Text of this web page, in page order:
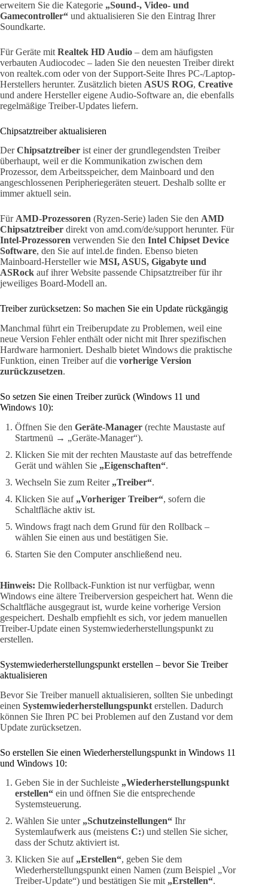
erweitern Sie die Kategorie „Sound-, Video- und
Gamecontroller“ und aktualisieren Sie den Eintrag Ihrer
Soundkarte.
Für Geräte mit Realtek HD Audio – dem am häufigsten
verbauten Audiocodec – laden Sie den neuesten Treiber direkt
von realtek.com oder von der Support-Seite Ihres PC-/Laptop-
Herstellers herunter. Zusätzlich bieten ASUS ROG, Creative
und andere Hersteller eigene Audio-Software an, die ebenfalls
regelmäßige Treiber-Updates liefern.
Chipsatztreiber aktualisieren
DerChipsatztreiber ist einer der grundlegendsten Treiber
überhaupt, weil er die Kommunikation zwischen dem
Prozessor, dem Arbeitsspeicher, dem Mainboard und den
angeschlossenen Peripheriegeräten steuert. Deshalb sollte er
immer aktuell sein.
Für AMD-Prozessoren (Ryzen-Serie) laden Sie den AMD
Chipsatztreiber direkt von amd.com/de/support herunter. Für
Intel-Prozessoren verwenden Sie den Intel Chipset Device
Software, den Sie auf intel.de finden. Ebenso bieten
Mainboard-Hersteller wie MSI, ASUS, Gigabyte und
ASRock auf ihrer Website passende Chipsatztreiber für ihr
jeweiliges Board-Modell an.
Treiber zurücksetzen: So machen Sie ein Update rückgängig
Manchmal führt ein Treiberupdate zu Problemen, weil eine
neue Version Fehler enthält oder nicht mit Ihrer spezifischen
Hardware harmoniert. Deshalb bietet Windows die praktische
Funktion, einen Treiber auf die vorherige Version
zurückzusetzen.
So setzen Sie einen Treiber zurück (Windows 11 und
Windows 10):
Öffnen Sie den Geräte-Manager (rechte Maustaste auf
Startmenü → „Geräte-Manager“).
Klicken Sie mit der rechten Maustaste auf das betreffende
Gerät und wählen Sie „Eigenschaften“.
Wechseln Sie zum Reiter „Treiber“.
Klicken Sie auf „Vorheriger Treiber“, sofern die
Schaltfläche aktiv ist.
Windows fragt nach dem Grund für den Rollback –
wählen Sie einen aus und bestätigen Sie.
Starten Sie den Computer anschließend neu.
Hinweis: Die Rollback-Funktion ist nur verfügbar, wenn
Windows eine ältere Treiberversion gespeichert hat. Wenn die
Schaltfläche ausgegraut ist, wurde keine vorherige Version
gespeichert. Deshalb empfiehlt es sich, vor jedem manuellen
Treiber-Update einen Systemwiederherstellungspunkt zu
erstellen.
Systemwiederherstellungspunkt erstellen – bevor Sie Treiber
aktualisieren
Bevor Sie Treiber manuell aktualisieren, sollten Sie unbedingt
einen Systemwiederherstellungspunkt erstellen. Dadurch
können Sie Ihren PC bei Problemen auf den Zustand vor dem
Update zurücksetzen.
So erstellen Sie einen Wiederherstellungspunkt in Windows 11
und Windows 10:
Geben Sie in der Suchleiste „Wiederherstellungspunkt
erstellen“ ein und öffnen Sie die entsprechende
Systemsteuerung.
Wählen Sie unter „Schutzeinstellungen“ Ihr
Systemlaufwerk aus (meistens C:) und stellen Sie sicher,
dass der Schutz aktiviert ist.
Klicken Sie auf „Erstellen“, geben Sie dem
Wiederherstellungspunkt einen Namen (zum Beispiel „Vor
Treiber-Update“) und bestätigen Sie mit „Erstellen“.